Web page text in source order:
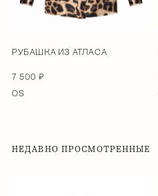
РУБАШКА ИЗ АТЛАСА
7 500 ₽
OS
НЕДАВНО ПРОСМОТРЕННЫЕ